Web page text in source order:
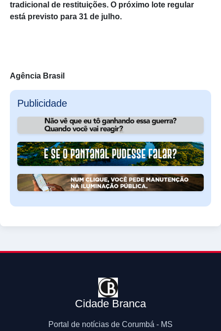
tradicional de restituições. O próximo lote regular
está previsto para 31 de julho.
Agência Brasil
Publicidade
Cidade Branca
Portal de notícias de Corumbá - MS